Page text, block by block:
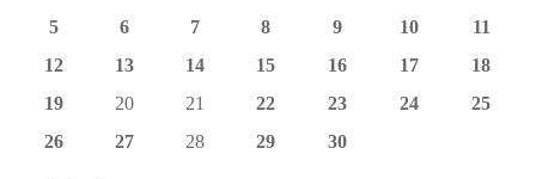
5
6 7 8 9 10
11
12
13 14 15 16 17
18
19
20 21 22 23 24
25
26
27 28 29 30